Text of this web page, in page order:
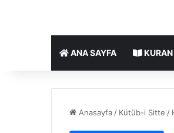
ANA SAYFA
Anasayfa / Kütüb-i Sitte /